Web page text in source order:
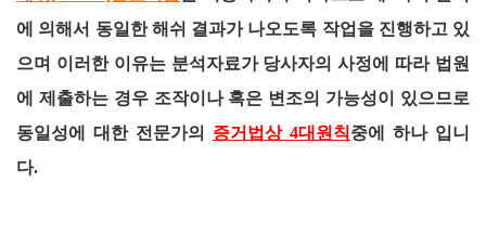
에 의해서 동일한 해쉬 결과가 나오도록 작업을 진행하고 있
으며 이러한 이유는 분석자료가 당사자의 사정에 따라 법원
에 제출하는 경우 조작이나 혹은 변조의 가능성이 있으므로
동일성에 대한 전문가의 증거법상 4대원칙중에 하나 입니
다.